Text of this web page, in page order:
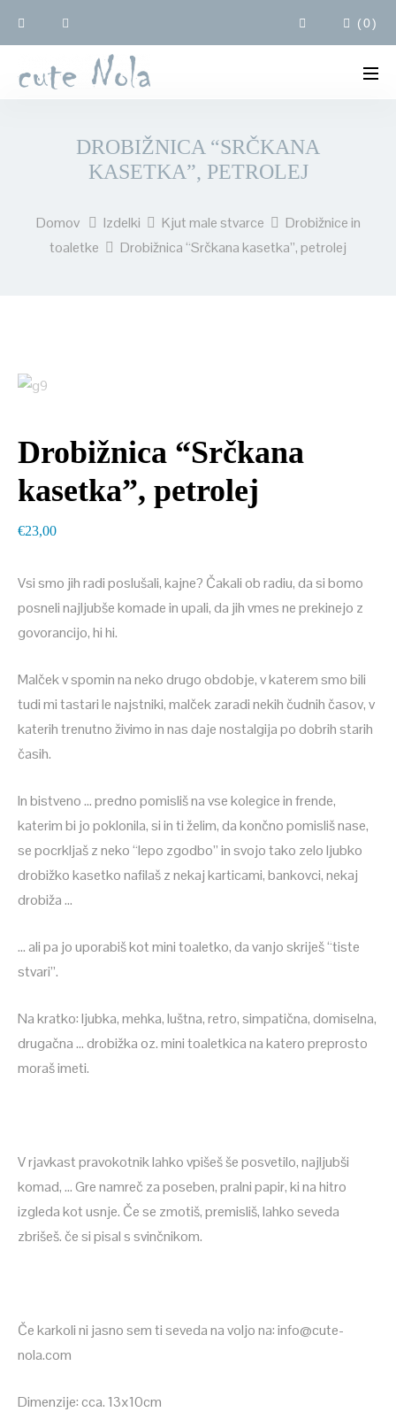
(0)
DROBIŽNICA “SRČKANA
KASETKA”, PETROLEJ
Domov Izdelki Kjut male stvarce
Drobižnice in
toaletke
Drobižnica “Srčkana kasetka”, petrolej
Drobižnica “Srčkana
kasetka”, petrolej
€23,00
Vsi smo jih radi poslušali, kajne? Čakali ob radiu, da si bomo
posneli najljubše komade in upali, da jih vmes ne prekinejo z
govorancijo, hi hi.
Malček v spomin na neko drugo obdobje, v katerem smo bili
tudi mi tastari le najstniki, malček zaradi nekih čudnih časov, v
katerih trenutno živimo in nas daje nostalgija po dobrih starih
časih.
In bistveno … predno pomisliš na vse kolegice in frende,
katerim bi jo poklonila, si in ti želim, da končno pomisliš nase,
se pocrkljaš z neko “lepo zgodbo” in svojo tako zelo ljubko
drobižko kasetko nafilaš z nekaj karticami, bankovci, nekaj
drobiža …
… ali pa jo uporabiš kot mini toaletko, da vanjo skriješ “tiste
stvari”.
Na kratko: ljubka, mehka, luštna, retro, simpatična, domiselna,
drugačna … drobižka oz. mini toaletkica na katero preprosto
moraš imeti.
V rjavkast pravokotnik lahko vpišeš še posvetilo, najljubši
komad, … Gre namreč za poseben, pralni papir, ki na hitro
izgleda kot usnje. Če se zmotiš, premisliš, lahko seveda
zbrišeš. če si pisal s svinčnikom.
Če karkoli ni jasno sem ti seveda na voljo na: info@cute-
nola.com
Dimenzije: cca. 13x10cm